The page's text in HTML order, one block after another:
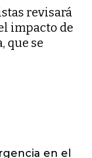
revisará
impacto de
que se
en el